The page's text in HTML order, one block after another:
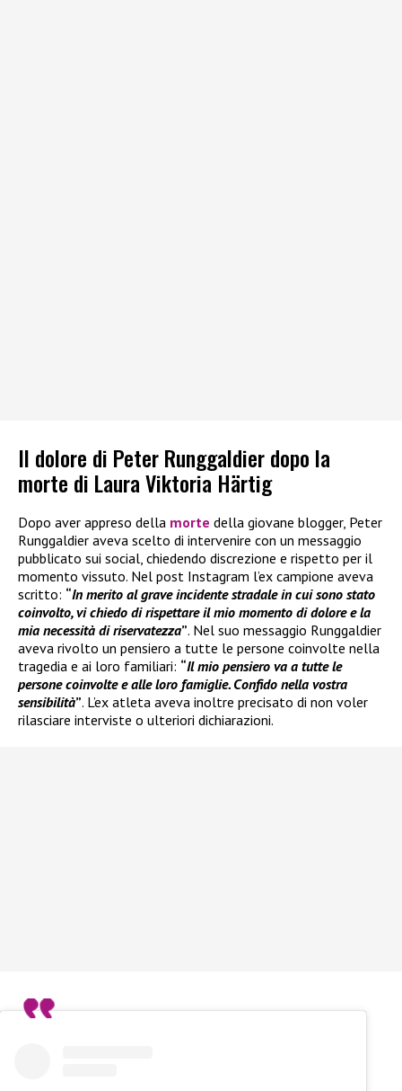
Il dolore di Peter Runggaldier dopo la
morte di Laura Viktoria Härtig
Dopo aver appreso della morte della giovane blogger, Peter
Runggaldier aveva scelto di intervenire con un messaggio
pubblicato sui social, chiedendo discrezione e rispetto per il
momento vissuto. Nel post Instagram l’ex campione aveva
scritto: “In merito al grave incidente stradale in cui sono stato
coinvolto, vi chiedo di rispettare il mio momento di dolore e la
mia necessità di riservatezza”. Nel suo messaggio Runggaldier
aveva rivolto un pensiero a tutte le persone coinvolte nella
tragedia e ai loro familiari: “Il mio pensiero va a tutte le
persone coinvolte e alle loro famiglie. Confido nella vostra
sensibilità”. L’ex atleta aveva inoltre precisato di non voler
rilasciare interviste o ulteriori dichiarazioni.